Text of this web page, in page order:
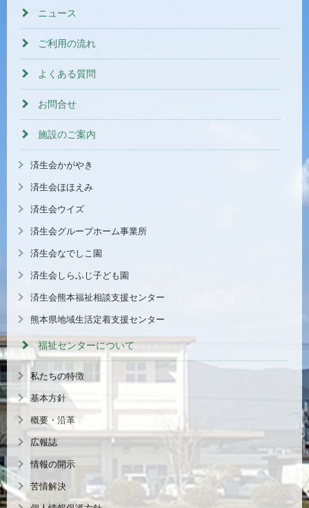
ニュース
ご利用の流れ
よくある質問
お問合せ
施設のご案内
済生会かがやき
済生会ほほえみ
済生会ウイズ
済生会グループホーム事業所
済生会なでしこ園
済生会しらふじ子ども園
済生会熊本福祉相談支援センター
熊本県地域生活定着支援センター
福祉センターについて
私たちの特徴
基本方針
概要・沿革
広報誌
情報の開示
苦情解決